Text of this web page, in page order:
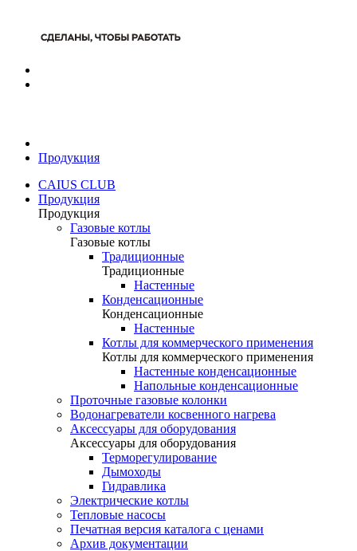
Продукция
CAIUS CLUB
Продукция
Продукция
Газовые котлы
Газовые котлы
Традиционные
Традиционные
Настенные
Конденсационные
Конденсационные
Настенные
Котлы для коммерческого применения
Котлы для коммерческого применения
Настенные конденсационные
Напольные конденсационные
Проточные газовые колонки
Водонагреватели косвенного нагрева
Аксессуары для оборудования
Аксессуары для оборудования
Терморегулирование
Дымоходы
Гидравлика
Электрические котлы
Тепловые насосы
Печатная версия каталога с ценами
Архив документации